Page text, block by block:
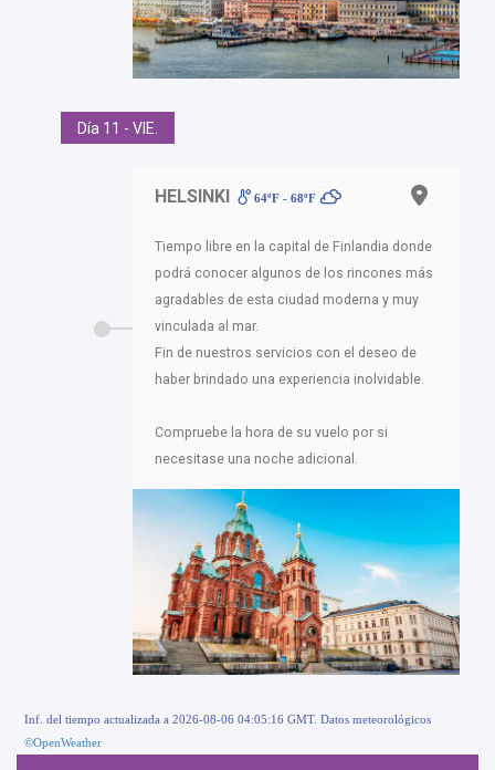
Día 11 - VIE.
HELSINKI 64ºF - 68ºF
Tiempo libre en la capital de Finlandia donde
podrá conocer algunos de los rincones más
agradables de esta ciudad moderna y muy
vinculada al mar.
Fin de nuestros servicios con el deseo de
haber brindado una experiencia inolvidable.
Compruebe la hora de su vuelo por si
necesitase una noche adicional.
Inf. del tiempo actualizada a 2026-08-06 04:05:16 GMT. Datos meteorológicos
©OpenWeather